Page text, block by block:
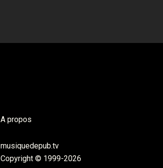
A propos
musiquedepub.tv
Copyright © 1999-2026